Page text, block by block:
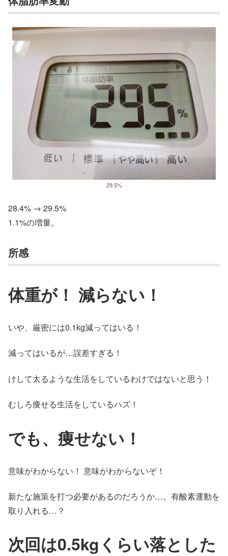
29.5%
28.4% → 29.5%
1.1%の増量。
所感
体重が！ 減らない！
いや、厳密には0.1kg減ってはいる！
減ってはいるが…誤差すぎる！
けして太るような生活をしているわけではないと思う！
むしろ痩せる生活をしているハズ！
でも、痩せない！
意味がわからない！ 意味がわからないぞ！
新たな施策を打つ必要があるのだろうか…。有酸素運動を
取り入れる…？
次回は0.5kgくらい落とした